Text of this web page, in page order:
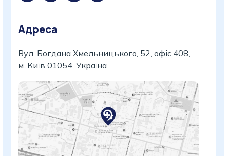
Адреса
Вул. Богдана Хмельницького, 52, офіс 408,
м. Київ 01054, Україна